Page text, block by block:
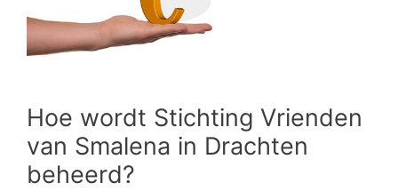
Hoe wordt Stichting Vrienden
van Smalena in Drachten
beheerd?